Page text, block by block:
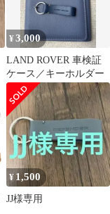
¥3,000
LAND ROVER 車検証
ケース／キーホルダー
¥ 1,500
JJ様専用